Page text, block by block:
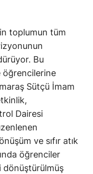
toplumun tüm
Bu
öğrencilerine
Sütçü İmam
Dairesi
ve sıfır atık
öğrenciler
dönüştürülmüş